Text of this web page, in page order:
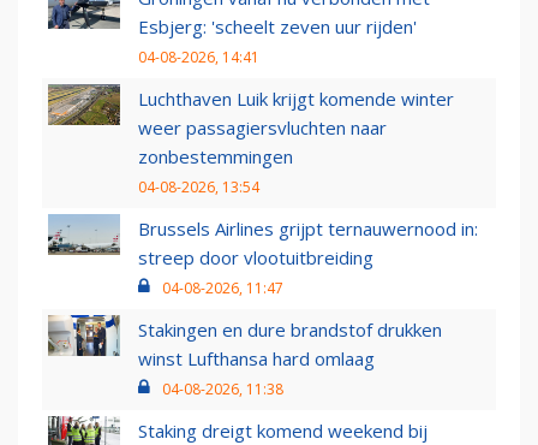
Esbjerg: 'scheelt zeven uur rijden'
04-08-2026, 14:41
Luchthaven Luik krijgt komende winter
weer passagiersvluchten naar
zonbestemmingen
04-08-2026, 13:54
Brussels Airlines grijpt ternauwernood in:
streep door vlootuitbreiding
04-08-2026, 11:47
Stakingen en dure brandstof drukken
winst Lufthansa hard omlaag
04-08-2026, 11:38
Staking dreigt komend weekend bij